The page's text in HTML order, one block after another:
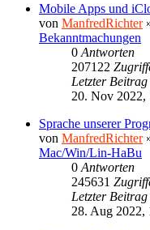
Mobile Apps und
von ManfredRichter
Bekanntmachungen
0 Antworten
207122
Letzter Beitrag
20. Nov 2022,
Sprache unserer
von ManfredRichter
Mac/Win/Lin-HaBu
0 Antworten
245631
Letzter Beitrag
28. Aug 2022,